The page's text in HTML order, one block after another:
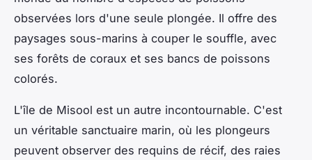
observées lors d'une seule plongée. Il offre des
paysages sous-marins à couper le souffle, avec
ses forêts de coraux et ses bancs de poissons
colorés.
L'île de Misool est un autre incontournable. C'est
un véritable sanctuaire marin, où les plongeurs
peuvent observer des requins de récif, des raies